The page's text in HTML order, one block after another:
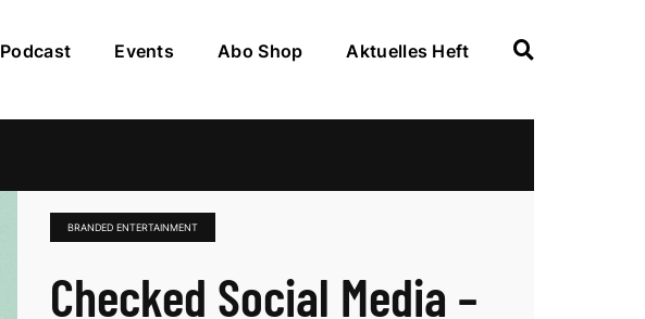
Podcast Events Abo Shop Aktuelles Heft
BRANDED ENTERTAINMENT
Checked Social Media –